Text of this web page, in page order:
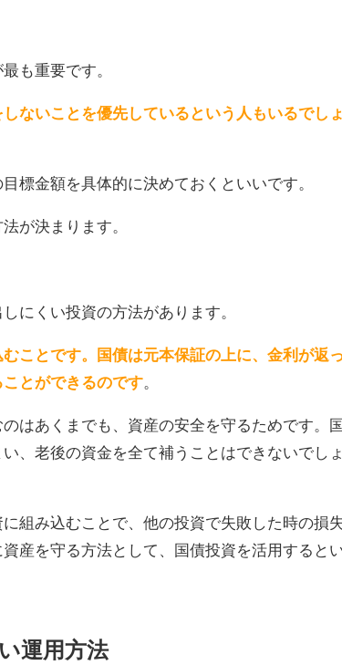
も重要です。
ないことを優先しているという人もいるでし
標金額を具体的に決めておくといいです。
が決まります。
にくい投資の方法があります。
ことです。国債は元本保証の上に、金利が返
とができるのです
はあくまでも、資産の安全を守るためです。
、老後の資金を全て補うことはできないでし
組み込むことで、他の投資で失敗した時の損
産を守る方法として、国債投資を活用すると
運用方法